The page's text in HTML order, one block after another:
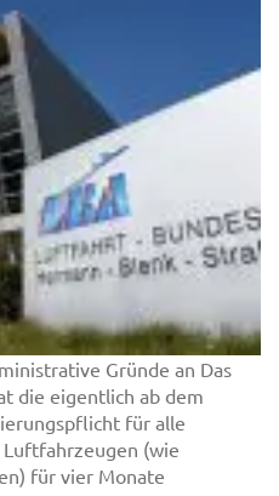
Gründe an Das
die eigentlich ab dem
für alle
(wie
für vier Monate